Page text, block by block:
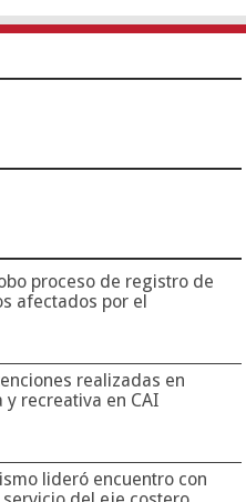
proceso de registro de
afectados por el
realizadas en
recreativa en CAI
lideró encuentro con